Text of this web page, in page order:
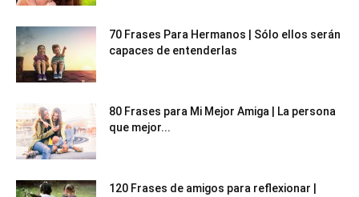
70 Frases Para Hermanos | Sólo ellos serán
capaces de entenderlas
80 Frases para Mi Mejor Amiga | La persona
que mejor...
120 Frases de amigos para reflexionar |